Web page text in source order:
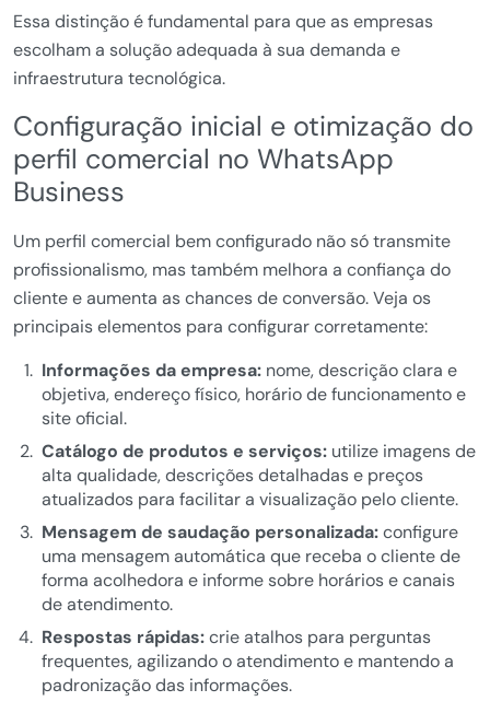
Essa distinção é fundamental para que as empresas
escolham a solução adequada à sua demanda e
infraestrutura tecnológica.
Configuração inicial e otimização do
perfil comercial no WhatsApp
Business
Um perfil comercial bem configurado não só transmite
profissionalismo, mas também melhora a confiança do
cliente e aumenta as chances de conversão. Veja os
principais elementos para configurar corretamente:
Informações da empresa:nome, descrição clara e
objetiva, endereço físico, horário de funcionamento e
site oficial.
Catálogo de produtos e serviços:utilize imagens de
alta qualidade, descrições detalhadas e preços
atualizados para facilitar a visualização pelo cliente.
Mensagem de saudação personalizada:configure
uma mensagem automática que receba o cliente de
forma acolhedora e informe sobre horários e canais
de atendimento.
Respostas rápidas:crie atalhos para perguntas
frequentes, agilizando o atendimento e mantendo a
padronização das informações.